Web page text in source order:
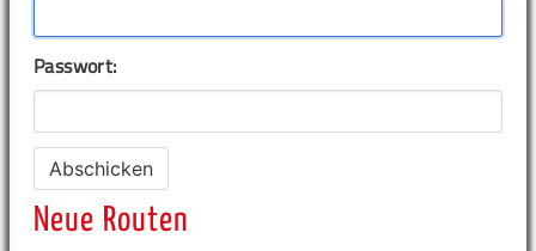
Passwort:
Neue Routen